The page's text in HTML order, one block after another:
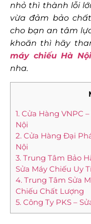
nhỏ thì thành lỗi
vừa đảm bảo
cho bạn an tâm
khoăn thì hãy
máy chiếu Hà
nha.
1. Cửa Hàng VNPC
Nội
2. Cửa Hàng Đại
Nội
3. Trung Tâm Bảo
Sửa Máy Chiếu Uy
4. Trung Tâm Sửa
Chiếu Chất Lượng
5. Công Ty PKS –